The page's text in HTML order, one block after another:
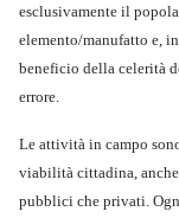
esclusivamente il
elemento/manufatto e,
beneficio della celerità
errore.
Le attività in campo
viabilità cittadina, anche
pubblici che privati.